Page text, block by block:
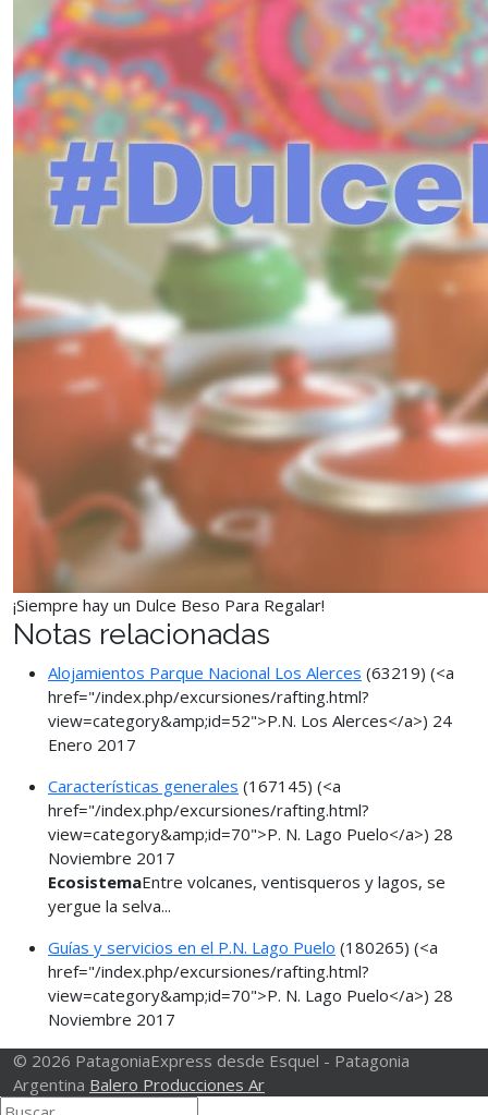
¡Siempre hay un Dulce Beso Para Regalar!
Notas relacionadas
Alojamientos Parque Nacional Los Alerces (63219) (<a
href="/index.php/excursiones/rafting.html?
view=category&amp;id=52">P.N. Los Alerces</a>) 24
Enero 2017
Características generales (167145) (<a
href="/index.php/excursiones/rafting.html?
view=category&amp;id=70">P. N. Lago Puelo</a>) 28
Noviembre 2017
EcosistemaEntre volcanes, ventisqueros y lagos, se
yergue la selva...
Guías y servicios en el P.N. Lago Puelo (180265) (<a
href="/index.php/excursiones/rafting.html?
view=category&amp;id=70">P. N. Lago Puelo</a>) 28
Noviembre 2017
© 2026 PatagoniaExpress desde Esquel - Patagonia
Argentina Balero Producciones Ar